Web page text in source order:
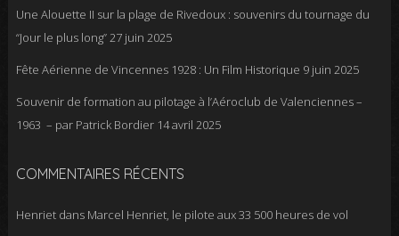
Une Alouette II sur la plage de Rivedoux : souvenirs du tournage du
“Jour le plus long”27 juin 2025
Fête Aérienne de Vincennes 1928 : Un Film Historique 9 juin 2025
Souvenir de formation au pilotage à l’Aéroclub de Valenciennes –
1963 – par Patrick Bordier 14 avril 2025
COMMENTAIRES RÉCENTS
Henrietdans Marcel Henriet, le pilote aux 33 500 heures de vol